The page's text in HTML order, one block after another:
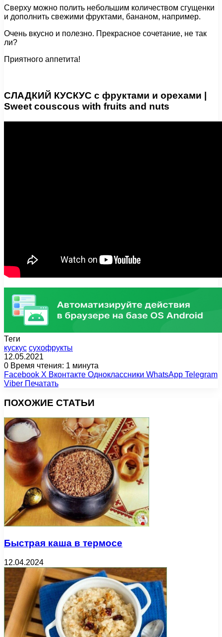
Сверху можно полить небольшим количеством сгущенки
и дополнить свежими фруктами, бананом, например.
Очень вкусно и полезно. Прекрасное сочетание, не так
ли?
Приятного аппетита!
СЛАДКИЙ КУСКУС с фруктами и орехами |
Sweet couscous with fruits and nuts
Теги
кускус сухофрукты
12.05.2021
0 Время чтения: 1 минута
Facebook X Вконтакте Одноклассники WhatsApp Telegram
Viber Печатать
ПОХОЖИЕ СТАТЬИ
Быстрая каша в термосе
12.04.2024